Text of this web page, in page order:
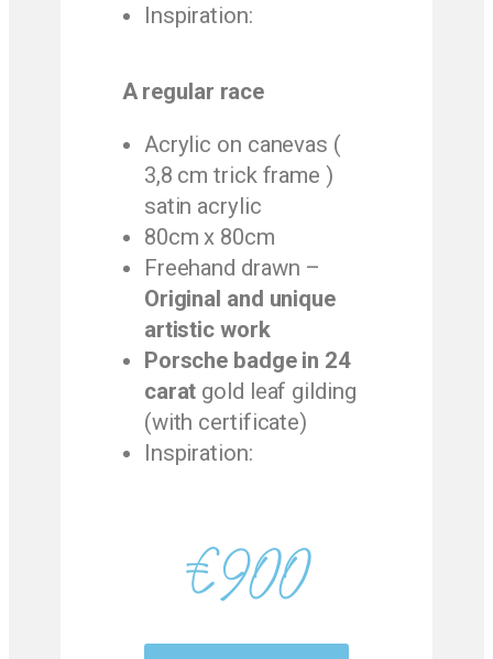
Inspiration:
A regular race
Acrylic on canevas (
3,8 cm trick frame )
satin acrylic
80cm x 80cm
Freehand drawn –
Original and unique
artistic work
Porsche badge in 24
carat gold leaf gilding
(with certificate)
Inspiration:
€900